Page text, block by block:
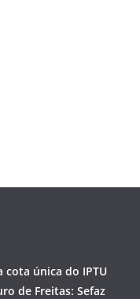
cota única do IPTU
de Freitas: Sefaz